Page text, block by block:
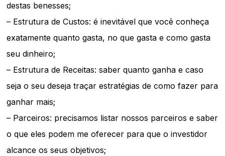
destas benesses;
– Estrutura de Custos: é inevitável que você conheça
exatamente quanto gasta, no que gasta e como gasta
seu dinheiro;
– Estrutura de Receitas: saber quanto ganha e caso
seja o seu deseja traçar estratégias de como fazer para
ganhar mais;
– Parceiros: precisamos listar nossos parceiros e saber
o que eles podem me oferecer para que o investidor
alcance os seus objetivos;